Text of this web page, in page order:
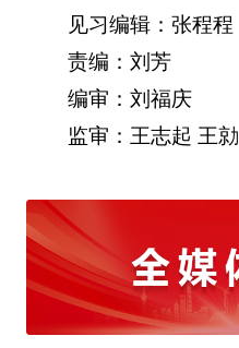
见习编辑：张程程
责编：刘芳
编审：刘福庆
监审：王志起 王勍